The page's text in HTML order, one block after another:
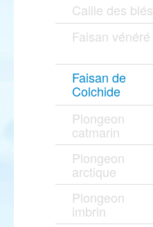
Caille des blés
Faisan vénéré
Faisan de
Colchide
Plongeon
catmarin
Plongeon
arctique
Plongeon
imbrin